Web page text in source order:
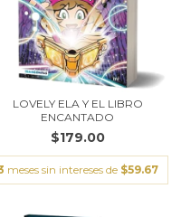
LOVELY ELA Y EL LIBRO
ENCANTADO
$179.00
meses sin intereses de $59.67